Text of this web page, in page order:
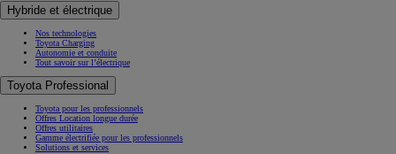
Hybride et électrique
Nos technologies
Toyota Charging
Autonomie et conduite
Tout savoir sur l’électrique
Toyota Professional
Toyota pour les professionnels
Offres Location longue durée
Offres utilitaires
Gamme électrifiée pour les professionnels
Solutions et services